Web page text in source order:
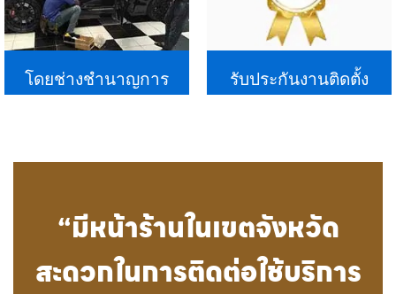
โดยช่างชำนาญการ รับประกันงานติดตั้ง
“มีหน้าร้านในเขตจังหวัด
สะดวกในการติดต่อใช้บริการ